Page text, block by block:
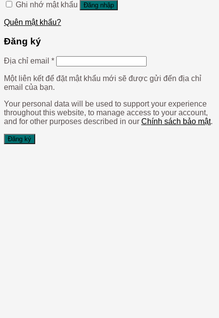
Ghi nhớ mật khẩu Đăng nhập
Quên mật khẩu?
Đăng ký
Địa chỉ email *
Một liên kết để đặt mật khẩu mới sẽ được gửi đến địa chỉ
email của bạn.
Your personal data will be used to support your experience
throughout this website, to manage access to your account,
and for other purposes described in our Chính sách bảo mật.
Đăng ký